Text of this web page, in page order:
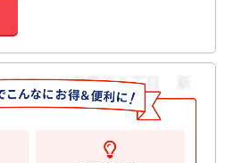
スウッド南雪谷５丁目 新